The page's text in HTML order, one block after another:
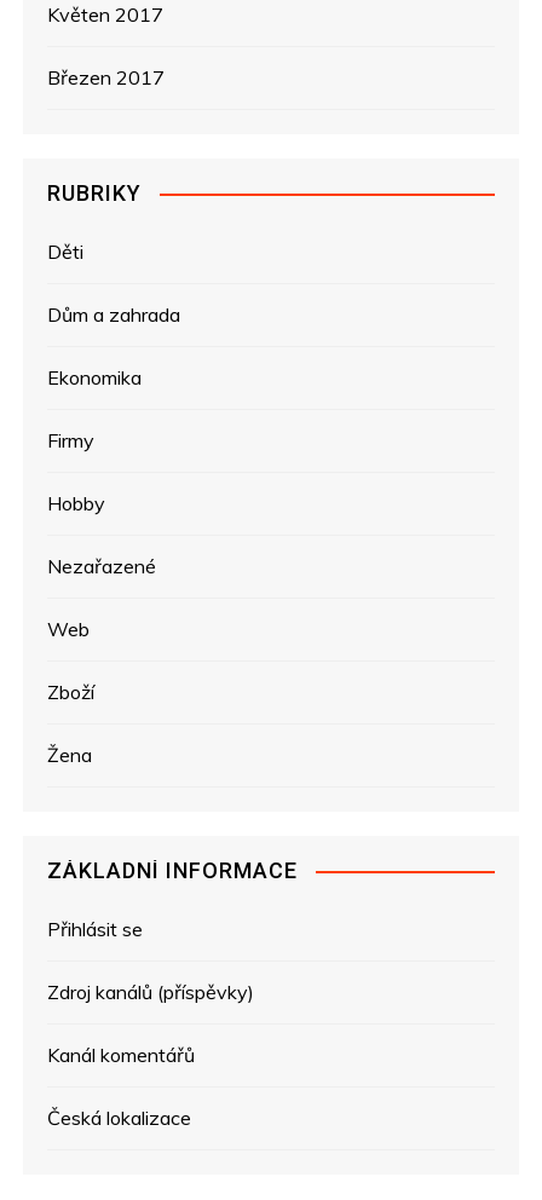
Květen 2017
Březen 2017
RUBRIKY
Děti
Dům a zahrada
Ekonomika
Firmy
Hobby
Nezařazené
Web
Zboží
Žena
ZÁKLADNÍ INFORMACE
Přihlásit se
Zdroj kanálů (příspěvky)
Kanál komentářů
Česká lokalizace